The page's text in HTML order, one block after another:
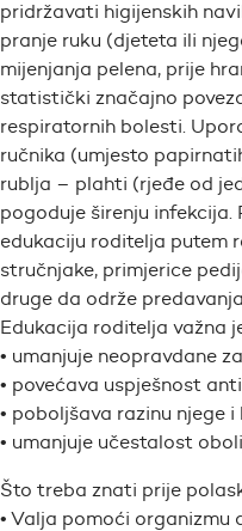
pridržavati higijenskih
pranje ruku (djeteta ili
mijenjanja pelena, prije
statistički značajno
respiratornih bolesti.
ručnika (umjesto
rublja – plahti (rjeđe od
pogoduje širenju
edukaciju roditelja putem
stručnjake, primjerice
druge da održe predavanja.
Edukacija roditelja važna
• umanjuje neopravdane
• povećava uspješnost
• poboljšava razinu njege
• umanjuje učestalost
Što treba znati prije
• Valja pomoći